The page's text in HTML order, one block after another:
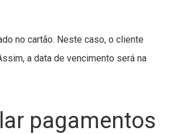
no cartão. Neste caso, o cliente
a data de vencimento será na
pagamentos